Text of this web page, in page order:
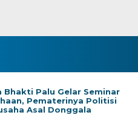
Bhakti Palu Gelar Seminar
Pematerinya Politisi
Asal Donggala